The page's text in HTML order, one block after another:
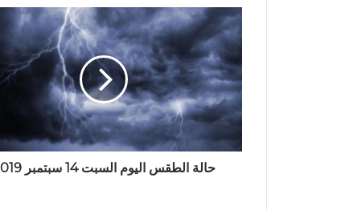
حالة الطقس اليوم السبت 14 سبتمبر 2019